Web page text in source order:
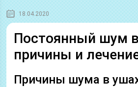
18.04.2020
Постоянный шум
причины и
Причины шума в